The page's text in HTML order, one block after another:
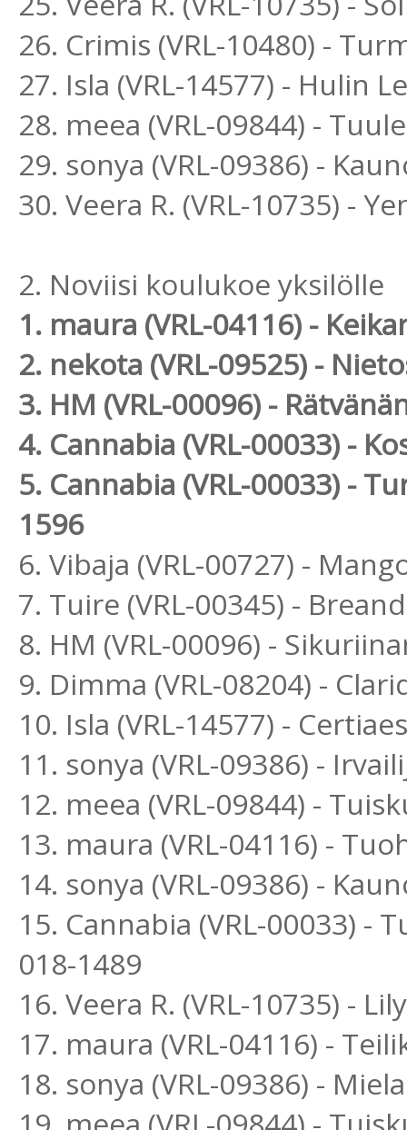
26. Crimis (VRL-10480) -
27. Isla (VRL-14577) - Hulin
28. meea (VRL-09844) -
29. sonya (VRL-09386) -
30. Veera R. (VRL-10735) -
2. Noviisi koulukoe yksilölle
1. maura (VRL-04116) -
2. nekota (VRL-09525) -
3. HM (VRL-00096) -
4. Cannabia (VRL-00033) -
5. Cannabia (VRL-00033) -
1596
6. Vibaja (VRL-00727) -
7. Tuire (VRL-00345) -
8. HM (VRL-00096) -
9. Dimma (VRL-08204) -
10. Isla (VRL-14577) -
11. sonya (VRL-09386) -
12. meea (VRL-09844) -
13. maura (VRL-04116) -
14. sonya (VRL-09386) -
15. Cannabia (VRL-00033) -
018-1489
16. Veera R. (VRL-10735) -
17. maura (VRL-04116) -
18. sonya (VRL-09386) -